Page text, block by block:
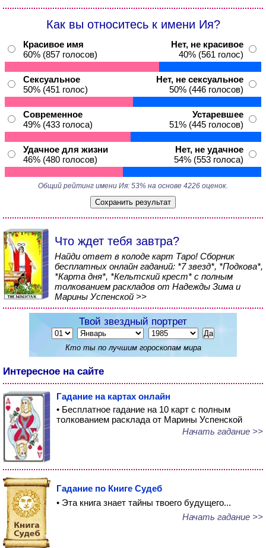
Как вы относитесь к имени Ия?
Красивое имя
60% (857 голосов)
Нет, не красивое
40% (561 голос)
Сексуальное
50% (451 голос)
Нет, не сексуальное
50% (446 голосов)
Современное
49% (433 голоса)
Устаревшее
51% (445 голосов)
Удачное для жизни
46% (480 голосов)
Нет, не удачное
54% (553 голоса)
Общий рейтинг имени Ия: 53% на основе 4226 оценок.
Что ждет тебя завтра?
Найди ответ в колоде карт Таро! Сборник
бесплатных онлайн гаданий: *7 звезд*, *Подкова*,
*Карта дня*, *Кельтский крест* с полным
толкованием раскладов от Надежды Зима и
Марины Успенской >>
Твой звездный портрет
Кто ты по лучшим гороскопам мира
Интересное на сайте
Гадание на картах онлайн
• Бесплатное гадание на 10 карт с полным
толкованием расклада от Марины Успенской
Начать гадание >>
Гадание по Книге Судеб
• Эта книга знает тайны твоего будущего...
Начать гадание >>